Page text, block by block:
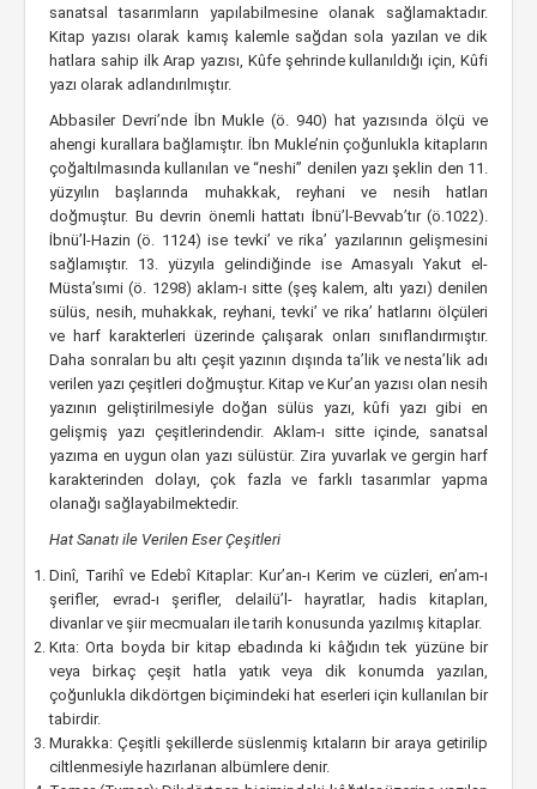
sanatsal tasarımların yapılabilmesine olanak sağlamaktadır.
Kitap yazısı olarak kamış kalemle sağdan sola yazılan ve dik
hatlara sahip ilk Arap yazısı, Kûfe şehrinde kullanıldığı için, Kûfi
yazı olarak adlandırılmıştır.
Abbasiler Devri’nde İbn Mukle (ö. 940) hat yazısında ölçü ve
ahengi kurallara bağlamıştır. İbn Mukle’nin çoğunlukla kitapların
çoğaltılmasında kullanılan ve “neshi” denilen yazı şeklin den 11.
yüzyılın başlarında muhakkak, reyhani ve nesih hatları
doğmuştur. Bu devrin önemli hattatı İbnü’l-Bevvab’tır (ö.1022).
İbnü’l-Hazin (ö. 1124) ise tevki’ ve rika’ yazılarının gelişmesini
sağlamıştır. 13. yüzyıla gelindiğinde ise Amasyalı Yakut el-
Müsta’sımi (ö. 1298) aklam-ı sitte (şeş kalem, altı yazı) denilen
sülüs, nesih, muhakkak, reyhani, tevki’ ve rika’ hatlarını ölçüleri
ve harf karakterleri üzerinde çalışarak onları sınıflandırmıştır.
Daha sonraları bu altı çeşit yazının dışında ta’lik ve nesta’lik adı
verilen yazı çeşitleri doğmuştur. Kitap ve Kur’an yazısı olan nesih
yazının geliştirilmesiyle doğan sülüs yazı, kûfi yazı gibi en
gelişmiş yazı çeşitlerindendir. Aklam-ı sitte içinde, sanatsal
yazıma en uygun olan yazı sülüstür. Zira yuvarlak ve gergin harf
karakterinden dolayı, çok fazla ve farklı tasarımlar yapma
olanağı sağlayabilmektedir.
Hat Sanatı ile Verilen Eser Çeşitleri
Dinî, Tarihî ve Edebî Kitaplar: Kur’an-ı Kerim ve cüzleri, en’am-ı
şerifler, evrad-ı şerifler, delailü’l- hayratlar, hadis kitapları,
divanlar ve şiir mecmuaları ile tarih konusunda yazılmış kitaplar.
Kıta: Orta boyda bir kitap ebadında ki kâğıdın tek yüzüne bir
veya birkaç çeşit hatla yatık veya dik konumda yazılan,
çoğunlukla dikdörtgen biçimindeki hat eserleri için kullanılan bir
tabirdir.
Murakka: Çeşitli şekillerde süslenmiş kıtaların bir araya getirilip
ciltlenmesiyle hazırlanan albümlere denir.